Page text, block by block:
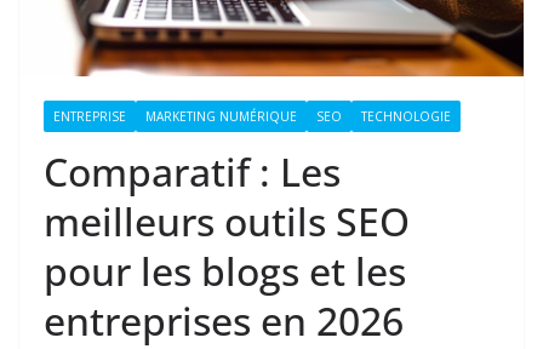
ENTREPRISE MARKETING NUMÉRIQUE SEO TECHNOLOGIE
Comparatif : Les
meilleurs outils SEO
pour les blogs et les
entreprises en 2026